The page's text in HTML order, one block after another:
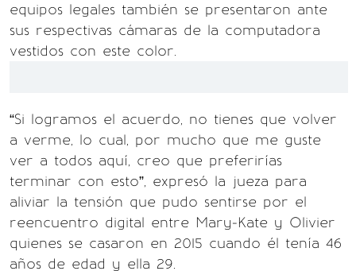
equipos legales también se presentaron ante
sus respectivas cámaras de la computadora
vestidos con este color.
“Si logramos el acuerdo, no tienes que volver
a verme, lo cual, por mucho que me guste
ver a todos aquí, creo que preferirías
terminar con esto”, expresó la jueza para
aliviar la tensión que pudo sentirse por el
reencuentro digital entre Mary-Kate y Olivier
quienes se casaron en 2015 cuando él tenía 46
años de edad y ella 29.